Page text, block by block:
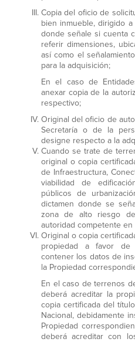
Copia del oficio de
bien inmueble, dirigido
donde señale si cuenta
referir dimensiones,
así como el
para la adquisición;
En el caso de
anexar copia de la
respectivo;
Original del oficio de
Secretaría o de la
designe respecto a la
Cuando se trate de
original o copia
de Infraestructura,
viabilidad de
públicos de
dictamen donde se
zona de alto riesgo
autoridad competente
Original o copia
propiedad a favor de
contener los datos de
la Propiedad
En el caso de terrenos
deberá acreditar la
copia certificada del
Nacional, debidamente
Propiedad
deberá acreditar con